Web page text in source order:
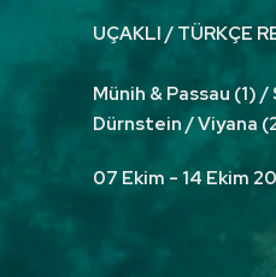
UÇAKLI / TÜRKÇE
Münih & Passau (1)
Dürnstein / Viyana
07 Ekim - 14 Ekim